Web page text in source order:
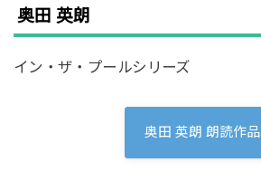
奥田 英朗
イン・ザ・プールシリーズ
奥田 英朗 朗読作品